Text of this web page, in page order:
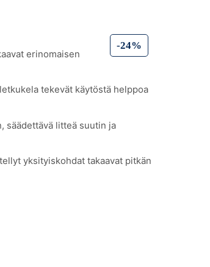
-24%
erinomaisen
tekevät käytöstä helppoa
säädettävä litteä suutin ja
yksityiskohdat takaavat pitkän